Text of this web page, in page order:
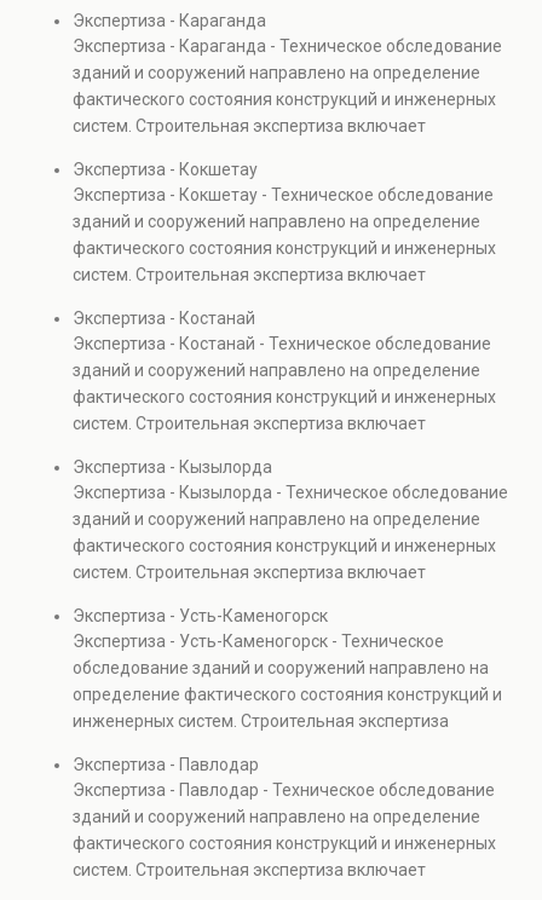
элементов и оценку эксплуатационной безопасности.
Услуга востребована при покупке недвижимости,
капитальном ремонте и реконструкции объектов, а
также при судебных разбирательствах и технических
проверках.
Экспертиза - Караганда
Экспертиза - Караганда - Техническое обследование
зданий и сооружений направлено на определение
фактического состояния конструкций и инженерных
систем. Строительная экспертиза включает
элементов и оценку эксплуатационной безопасности.
Услуга востребована при покупке недвижимости,
капитальном ремонте и реконструкции объектов, а
также при судебных разбирательствах и технических
проверках.
Экспертиза - Кокшетау
Экспертиза - Кокшетау - Техническое обследование
зданий и сооружений направлено на определение
фактического состояния конструкций и инженерных
систем. Строительная экспертиза включает
элементов и оценку эксплуатационной безопасности.
Услуга востребована при покупке недвижимости,
капитальном ремонте и реконструкции объектов, а
также при судебных разбирательствах и технических
проверках.
Экспертиза - Костанай
Экспертиза - Костанай - Техническое обследование
зданий и сооружений направлено на определение
фактического состояния конструкций и инженерных
систем. Строительная экспертиза включает
элементов и оценку эксплуатационной безопасности.
Услуга востребована при покупке недвижимости,
капитальном ремонте и реконструкции объектов, а
также при судебных разбирательствах и технических
проверках.
Экспертиза - Кызылорда
Экспертиза - Кызылорда - Техническое обследование
зданий и сооружений направлено на определение
фактического состояния конструкций и инженерных
систем. Строительная экспертиза включает
элементов и оценку эксплуатационной безопасности.
Услуга востребована при покупке недвижимости,
капитальном ремонте и реконструкции объектов, а
также при судебных разбирательствах и технических
проверках.
Экспертиза - Усть-Каменогорск
Экспертиза - Усть-Каменогорск - Техническое
обследование зданий и сооружений направлено на
определение фактического состояния конструкций и
инженерных систем. Строительная экспертиза
прочности элементов и оценку эксплуатационной
безопасности. Услуга востребована при покупке
недвижимости, капитальном ремонте и реконструкции
объектов, а также при судебных разбирательствах и
технических проверках.
Экспертиза - Павлодар
Экспертиза - Павлодар - Техническое обследование
зданий и сооружений направлено на определение
фактического состояния конструкций и инженерных
систем. Строительная экспертиза включает